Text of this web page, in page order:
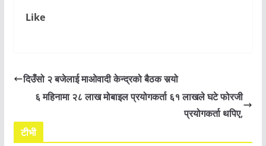
Like
दिउँसो २ बजेलाई माओवादी केन्द्रको बैठक सर्‍यो
६ महिनामा २८ लाख मोबाइल प्रयोगकर्ता ६१ लाखले घटे फोरजी
प्रयोगकर्ता थपिए,
टीभी